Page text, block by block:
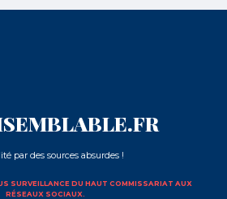
par des sources absurdes !
SURVEILLANCE DU HAUT COMMISSARIAT AUX
RÉSEAUX SOCIAUX.